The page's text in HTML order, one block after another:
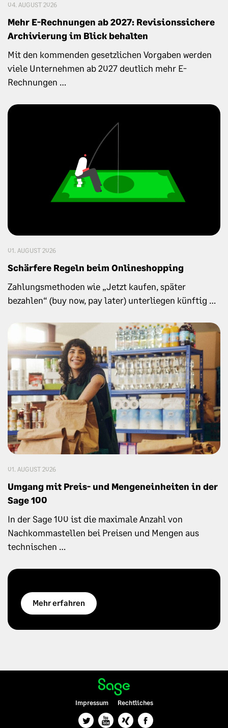
04. AUGUST 2026
Mehr E-Rechnungen ab 2027: Revisionssichere
Archivierung im Blick behalten
Mit den kommenden gesetzlichen Vorgaben werden
viele Unternehmen ab 2027 deutlich mehr E-
Rechnungen …
01. AUGUST 2026
Schärfere Regeln beim Onlineshopping
Zahlungsmethoden wie „Jetzt kaufen, später
bezahlen“ (buy now, pay later) unterliegen künftig …
01. AUGUST 2026
Umgang mit Preis- und Mengeneinheiten in der
Sage 100
In der Sage 100 ist die maximale Anzahl von
Nachkommastellen bei Preisen und Mengen aus
technischen …
Mehr erfahren
Impressum Rechtliches